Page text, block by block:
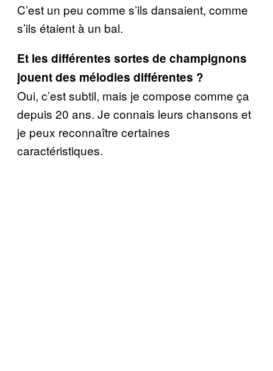
C’est un peu comme s’ils dansaient, comme
s’ils étaient à un bal.
Et les différentes sortes de champignons
jouent des mélodies différentes ?
Oui, c’est subtil, mais je compose comme ça
depuis 20 ans. Je connais leurs chansons et
je peux reconnaître certaines
caractéristiques.